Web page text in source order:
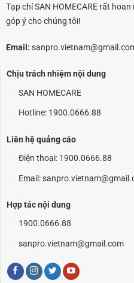
Tạp chí SAN HOMECARE rất
góp ý cho chúng tôi!
Email:
Chịu trách nhiệm nội dung
SAN HOMECARE
Hotline: 1900.0666.88
Liên hệ quảng cáo
Điện thoại: 1900.0666.88
Email:
Hợp tác nội dung
1900.0666.88
sanpro.vietnam@gmail.com